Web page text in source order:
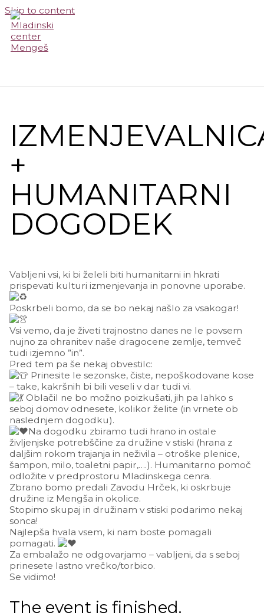
Skip to content
+
HUMANITARNI
DOGODEK
Vabljeni vsi, ki bi želeli biti humanitarni in hkrati
prispevati kulturi izmenjevanja in ponovne uporabe.
Poskrbeli bomo, da se bo nekaj našlo za vsakogar!
Vsi vemo, da je živeti trajnostno danes ne le povsem
nujno za ohranitev naše dragocene zemlje, temveč
tudi izjemno ”in”.
Pred tem pa še nekaj obvestilc:
Prinesite le sezonske, čiste, nepoškodovane kose
– take, kakršnih bi bili veseli v dar tudi vi.
Oblačil ne bo možno poizkušati, jih pa lahko s
seboj domov odnesete, kolikor želite (in vrnete ob
naslednjem dogodku).
Na dogodku zbiramo tudi hrano in ostale
življenjske potrebščine za družine v stiski (hrana z
daljšim rokom trajanja in neživila – otroške plenice,
šampon, milo, toaletni papir,….). Humanitarno pomoč
odložite v predprostoru Mladinskega cenra.
Zbrano bomo predali Zavodu Hrček, ki oskrbuje
družine iz Mengša in okolice.
Stopimo skupaj in družinam v stiski podarimo nekaj
sonca!
Najlepša hvala vsem, ki nam boste pomagali
pomagati.
Za embalažo ne odgovarjamo – vabljeni, da s seboj
prinesete lastno vrečko/torbico.
Se vidimo!
The event is finished.